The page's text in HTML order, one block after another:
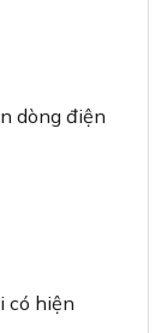
dòng điện
có hiện